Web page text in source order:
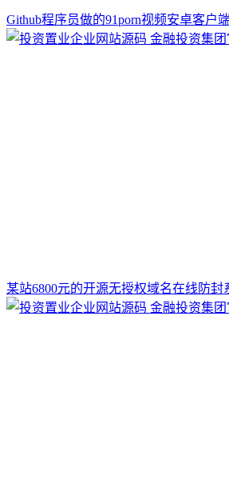
Github程序员做的91porn视频安卓客户
某站6800元的开源无授权域名在线防封